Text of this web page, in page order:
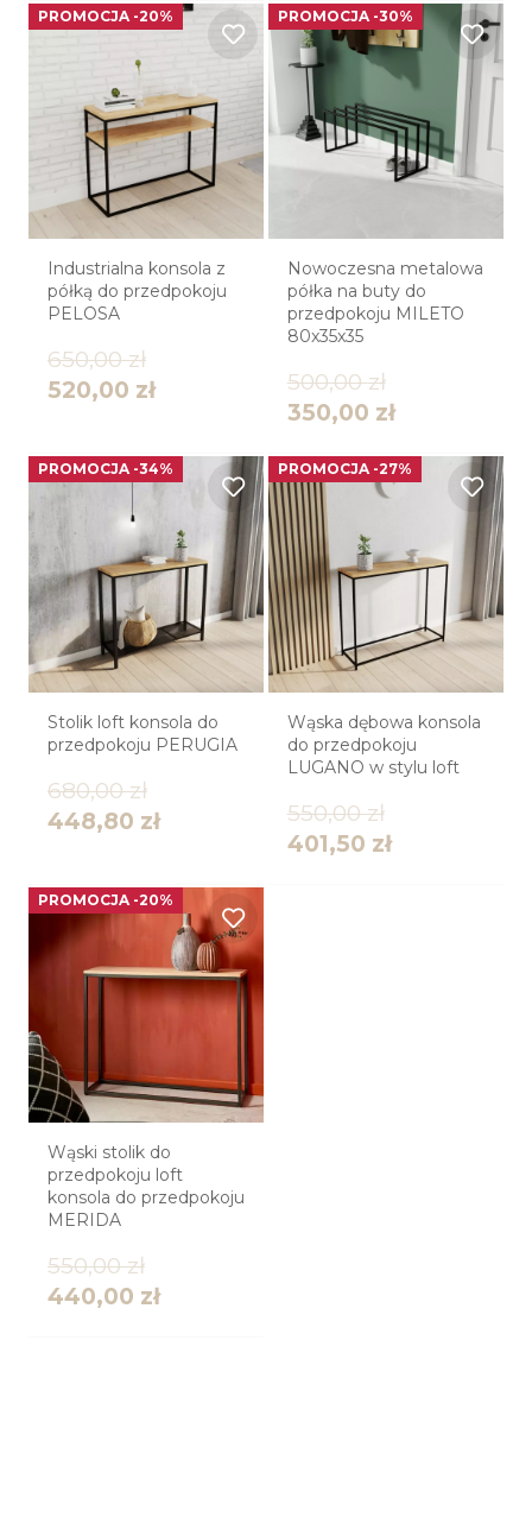
PROMOCJA -20%
Industrialna konsola z
półką do przedpokoju
PELOSA
650,00zł
520,00 zł
PROMOCJA -30%
Nowoczesna metalowa
półka na buty do
przedpokoju MILETO
80x35x35
500,00zł
350,00 zł
PROMOCJA -34%
Stolik loft konsola do
przedpokoju PERUGIA
680,00zł
448,80 zł
PROMOCJA -27%
Wąska dębowa konsola
do przedpokoju
LUGANO w stylu loft
550,00zł
401,50 zł
PROMOCJA -20%
Wąski stolik do
przedpokoju loft
konsola do przedpokoju
MERIDA
550,00zł
440,00 zł